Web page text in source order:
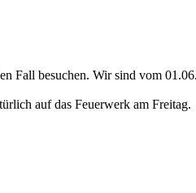
Fall besuchen. Wir sind vom
auf das Feuerwerk am Freitag.